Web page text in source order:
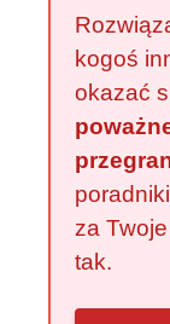
kogoś
okazać
za
tak.